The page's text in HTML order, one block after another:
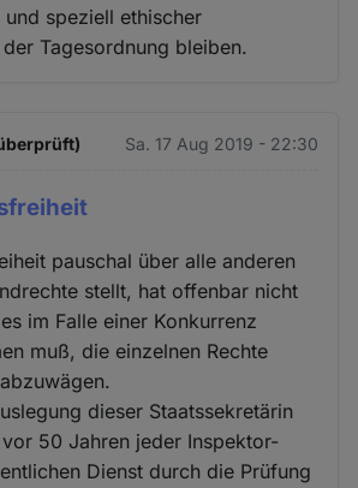
speziell ethischer
Tagesordnung bleiben.
Sa. 17 Aug 2019 - 22:30
pauschal über alle anderen
stellt, hat offenbar nicht
im Falle einer Konkurrenz
muß, die einzelnen Rechte
dieser Staatssekretärin
50 Jahren jeder Inspektor-
Dienst durch die Prüfung